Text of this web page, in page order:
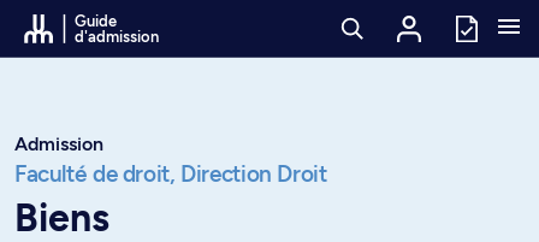
Passer au contenu
Guide
d'admission
Admission
Faculté de droit, Direction Droit
Biens